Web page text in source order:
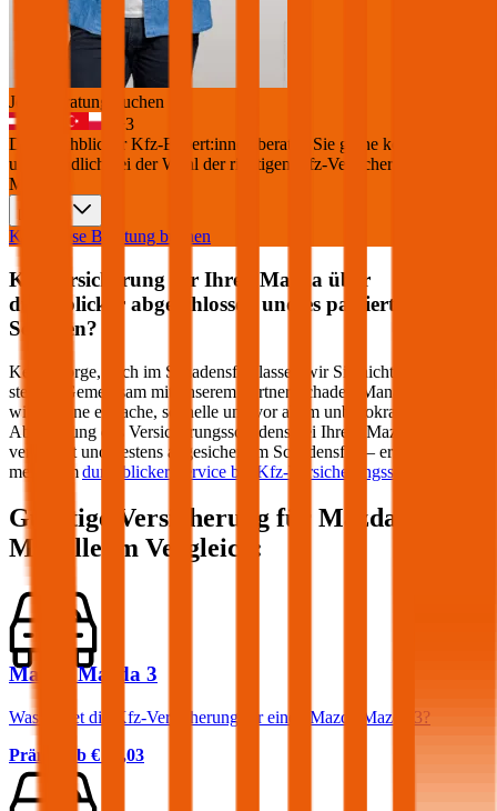
Jetzt Beratung buchen
+3
Die durchblicker Kfz-Expert:innen beraten Sie gerne kostenlos &
unverbindlich bei der Wahl der richtigen Kfz-Versicherung für Ihren
Mazda
Kostenlose Beratung buchen
Kfz Versicherung für Ihren Mazda über
durchblicker abgeschlossen und es passiert ein
Schaden?
Keine Sorge, auch im Schadensfall lassen wir Sie nicht im Regen
stehen! Gemeinsam mit unserem Partner Schaden-Manager sorgen
wir für eine einfache, schnelle und vor allem unbürokratische
Abwicklung des Versicherungsschadens bei Ihrem Mazda
versichert und bestens abgesichert im Schadensfall – erfahren Sie
mehr zumdurchblicker Service bei Kfz-Versicherungsschäden
Günstige Versicherung für Mazda
Modelle im Vergleich:
Mazda Mazda 3
Was kostet die Kfz-Versicherung für einen Mazda Mazda 3?
Prämie ab € 52,03